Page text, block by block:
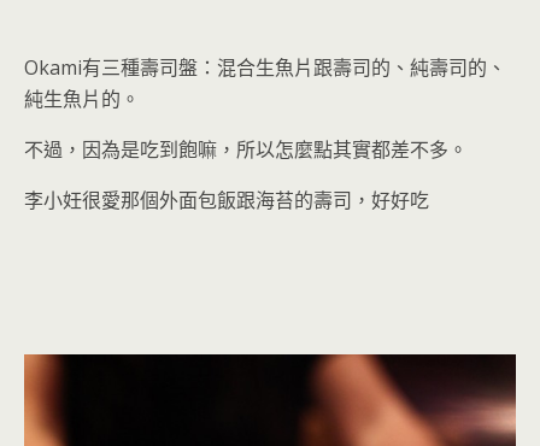
Okami有三種壽司盤：混合生魚片跟壽司的、純壽司的、
純生魚片的。
不過，因為是吃到飽嘛，所以怎麼點其實都差不多。
李小妊很愛那個外面包飯跟海苔的壽司，好好吃